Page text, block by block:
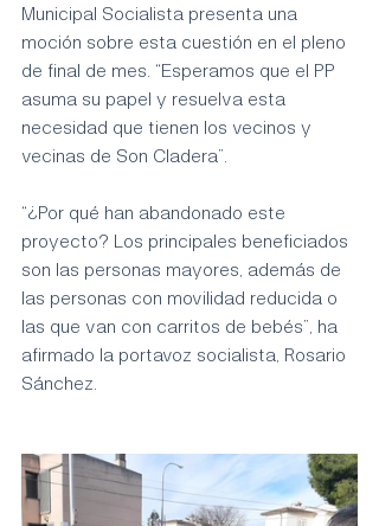
Municipal Socialista presenta una
moción sobre esta cuestión en el pleno
de final de mes. “Esperamos que el PP
asuma su papel y resuelva esta
necesidad que tienen los vecinos y
vecinas de Son Cladera”.
“¿Por qué han abandonado este
proyecto? Los principales beneficiados
son las personas mayores, además de
las personas con movilidad reducida o
las que van con carritos de bebés”, ha
afirmado la portavoz socialista, Rosario
Sánchez.